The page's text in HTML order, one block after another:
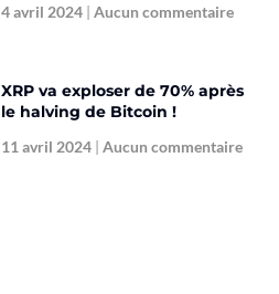
4 avril 2024 Aucun commentaire
XRP va exploser de 70% après
le halving de Bitcoin !
11 avril 2024 Aucun commentaire